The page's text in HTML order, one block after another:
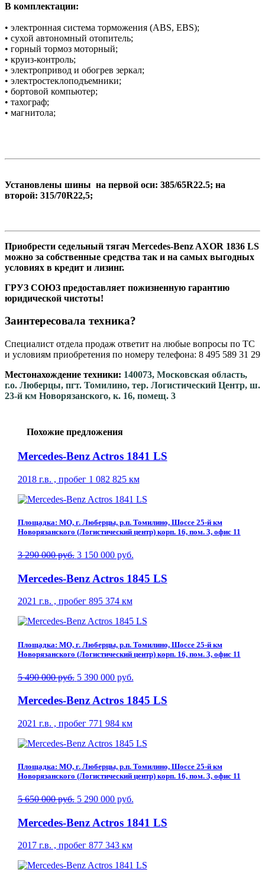
В комплектации:
• электронная система торможения (АBS, EBS);
• сухой автономный отопитель;
• горный тормоз моторный;
• круиз-контроль;
• электропривод и обогрев зеркал;
• электростеклоподъемники;
• бортовой компьютер;
• тахограф;
• магнитола;
Установлены шины на первой оси: 385/65R22.5; на
второй: 315/70R22,5;
Приобрести седельный тягач Mercedes-Benz AXOR 1836 LS
можно за собственные средства так и на самых выгодных
условиях в кредит и лизинг.
ГРУЗ СОЮЗ предоставляет пожизненную гарантию
юридической чистоты!
Заинтересовала техника?
Специалист отдела продаж ответит на любые вопросы по ТС
и условиям приобретения по номеру телефона: 8 495 589 31 29
Местонахождение техники: 140073, Московская область,
г.о. Люберцы, пгт. Томилино, тер. Логистический Центр, ш.
23-й км Новорязанского, к. 16, помещ. 3
Похожие предложения
Mercedes-Benz Actros 1841 LS
2018 г.в. , пробег 1 082 825 км
Площадка: МО, г. Люберцы, р.п. Томилино, Шоссе 25-й км
Новорязанского (Логистический центр) корп. 16, пом. 3, офис 11
3 290 000 руб. 3 150 000 руб.
Mercedes-Benz Actros 1845 LS
2021 г.в. , пробег 895 374 км
Площадка: МО, г. Люберцы, р.п. Томилино, Шоссе 25-й км
Новорязанского (Логистический центр) корп. 16, пом. 3, офис 11
5 490 000 руб. 5 390 000 руб.
Mercedes-Benz Actros 1845 LS
2021 г.в. , пробег 771 984 км
Площадка: МО, г. Люберцы, р.п. Томилино, Шоссе 25-й км
Новорязанского (Логистический центр) корп. 16, пом. 3, офис 11
5 650 000 руб. 5 290 000 руб.
Mercedes-Benz Actros 1841 LS
2017 г.в. , пробег 877 343 км